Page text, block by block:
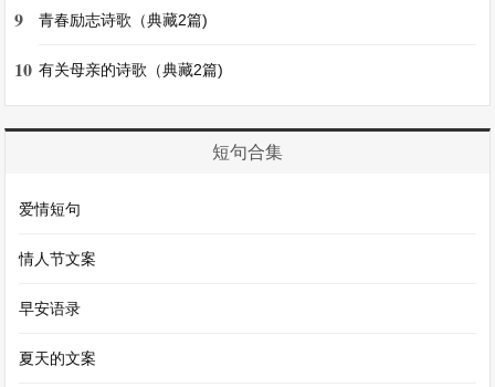
价值。是那种古人对自然热爱之情能唤起现代社会
他们要在作文中巧妙地将传统文化与现代生活相结
合，展示出传统文化在现代社会的生命力。
高考作文题的命题方向还常常涉及到个人成长与价
值观的塑造。比如给出一个关于挫折与成长的话
上遇到困难后坚持不懈地努力从而提高成绩，还是
9 青春励志诗歌（典藏2篇)
10 有关母亲的诗歌（典藏2篇)
短句合集
爱情短句
情人节文案
早安语录
夏天的文案